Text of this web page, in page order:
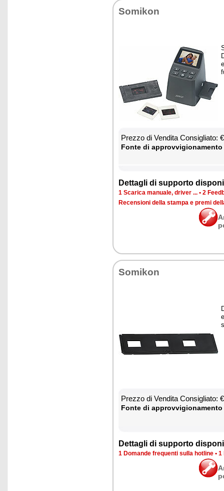
So­mi­kon
Prez­zo di Ven­di­ta Con­si­glia­to:
Fon­te di
Det­ta­gli di sup­por­to
1 Sca­ri­ca ma­nua­le, dri­ver ... • 2
Re­cen­sio­ni del­la stam­pa e pre­mi
So­mi­kon
Prez­zo di Ven­di­ta Con­si­glia­to:
Fon­te di
Det­ta­gli di sup­por­to
1 Do­man­de fre­quen­ti sul­la ho­tli­ne • 1